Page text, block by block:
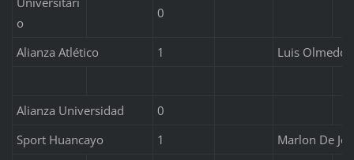
o
0
Alianza Atlético 1 Luis Olmedo
Alianza Universidad
0
Sport Huancayo
1 Marlon De